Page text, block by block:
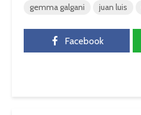
gemma galgani juan luis
Facebook